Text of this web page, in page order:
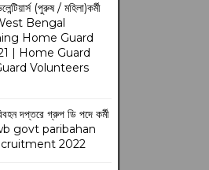
(পুরুষ / মহিলা)কর্মী
Bengal
Home Guard
| Home Guard
Volunteers
দপ্তরে গ্রুপ ডি পদে কর্মী
govt paribahan
2022